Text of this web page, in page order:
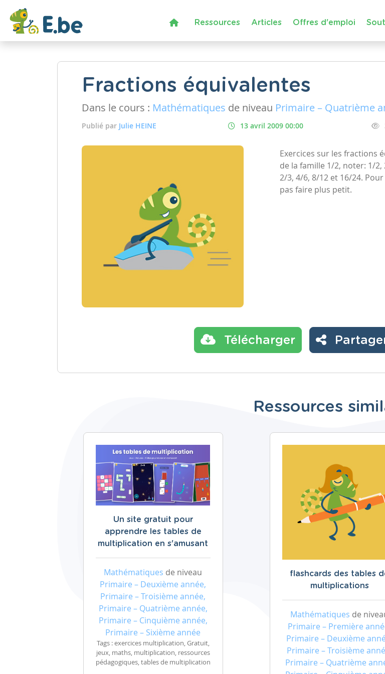
Ressources Articles Offres d'emploi
Fractions équivalentes
Dans le cours : Mathématiques de niveau Primaire – Quatrième
Publié par Julie HEINE 13 avril 2009 00:00
Exercices sur les fractions
de la famille 1/2, noter: 1/
2/3, 4/6, 8/12 et 16/24.
pas faire plus petit.
Télécharger
Ressources
Un site gratuit pour
apprendre les tables de
multiplication en s'amusant
Mathématiques de niveau
Primaire – Deuxième année,
Primaire – Troisième année,
Primaire – Quatrième année,
Primaire – Cinquième année,
Primaire – Sixième année
Tags : exercices multiplication, Gratuit,
jeux, maths, multiplication, ressources
pédagogiques, tables de multiplication
flashcards des tables
multiplications
Mathématiques de
Primaire – Première
Primaire – Deuxième
Primaire – Troisième
Primaire – Quatrième